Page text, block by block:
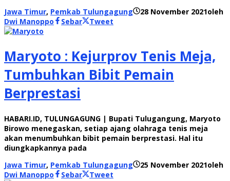
Jawa Timur, Pemkab Tulungagung 28 November 2021oleh
Dwi Manoppo
Sebar Tweet
Maryoto : Kejurprov Tenis Meja,
Tumbuhkan Bibit Pemain
Berprestasi
HABARI.ID, TULUNGAGUNG | Bupati Tulugangung, Maryoto
Birowo menegaskan, setiap ajang olahraga tenis meja
akan menumbuhkan bibit pemain berprestasi. Hal itu
diungkapkannya pada
Jawa Timur, Pemkab Tulungagung 25 November 2021oleh
Dwi Manoppo
Sebar Tweet